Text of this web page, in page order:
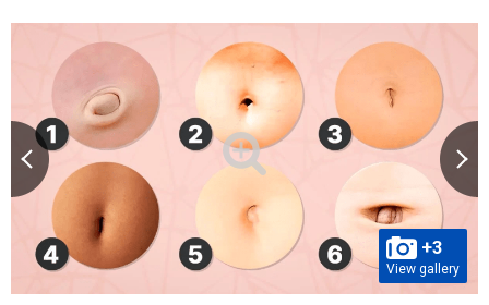
+3
View gallery